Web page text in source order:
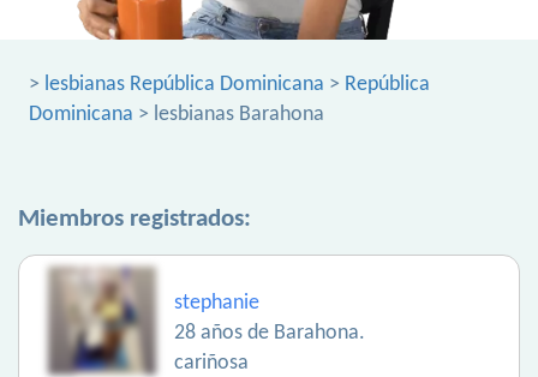
> lesbianas República Dominicana > República
Dominicana > lesbianas Barahona
Miembros registrados:
stephanie
28 años de Barahona.
cariñosa